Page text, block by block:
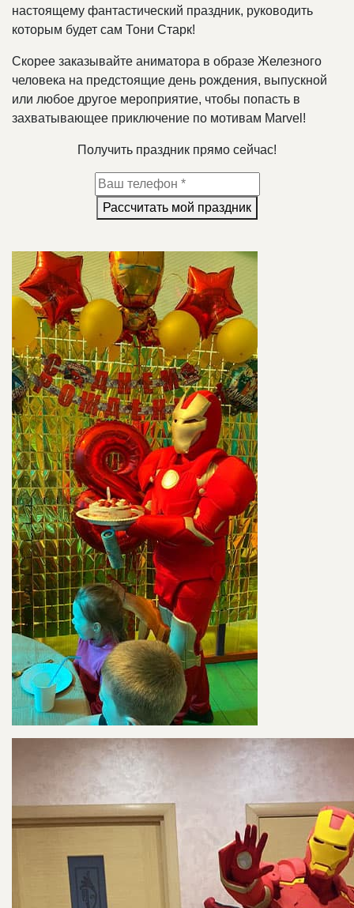
настоящему фантастический праздник, руководить
которым будет сам Тони Старк!
Скорее заказывайте аниматора в образе Железного
человека на предстоящие день рождения, выпускной
или любое другое мероприятие, чтобы попасть в
захватывающее приключение по мотивам Marvel!
Получить праздник прямо сейчас!
Рассчитать мой праздник